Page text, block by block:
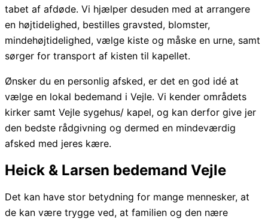
tabet af afdøde. Vi hjælper desuden med at arrangere
en højtidelighed, bestilles gravsted, blomster,
mindehøjtidelighed, vælge kiste og måske en urne, samt
sørger for transport af kisten til kapellet.
Ønsker du en personlig afsked, er det en god idé at
vælge en lokal bedemand i Vejle. Vi kender områdets
kirker samt Vejle sygehus/ kapel, og kan derfor give jer
den bedste rådgivning og dermed en mindeværdig
afsked med jeres kære.
Heick & Larsen bedemand Vejle
Det kan have stor betydning for mange mennesker, at
de kan være trygge ved, at familien og den nære